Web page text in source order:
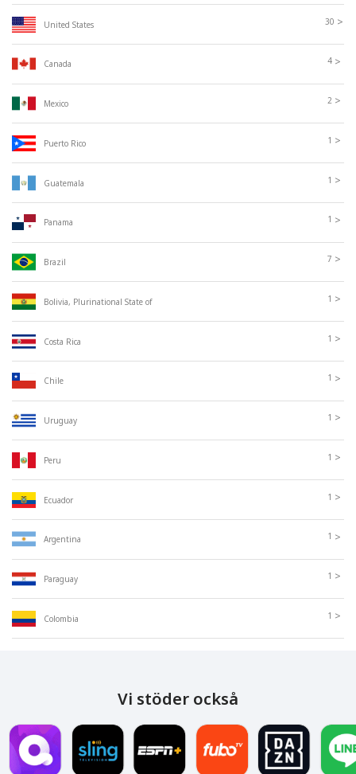
United States 30 >
Canada 4 >
Mexico 2 >
Puerto Rico 1 >
Guatemala 1 >
Panama 1 >
Brazil 7 >
Bolivia, Plurinational State of 1 >
Costa Rica 1 >
Chile 1 >
Uruguay 1 >
Peru 1 >
Ecuador 1 >
Argentina 1 >
Paraguay 1 >
Colombia 1 >
Vi stöder också